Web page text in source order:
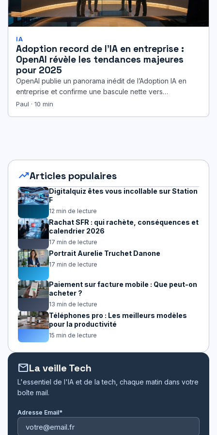
IA
Adoption record de l’IA en entreprise :
OpenAI révèle les tendances majeures
pour 2025
OpenAI publie un panorama inédit de l’Adoption IA en
entreprise et confirme une bascule nette vers
l’intégration à grande échelle.…
Paul · 10 min
trending_upArticles populaires
Digitalquiz êtes vous incollable sur Station
F
12 min de lecture
Rachat SFR : qui rachète, conséquences et
calendrier 2026
17 min de lecture
Portrait Aurelie Truchet Danone
17 min de lecture
Paiement sur facture mobile : Que peut-on
acheter ?
13 min de lecture
Téléphones pro : Les meilleurs modèles
pour la productivité
15 min de lecture
mailLa veille Tech
L'essentiel de l'IA et de la tech, chaque matin dans votre
boîte mail.
Adresse Email*